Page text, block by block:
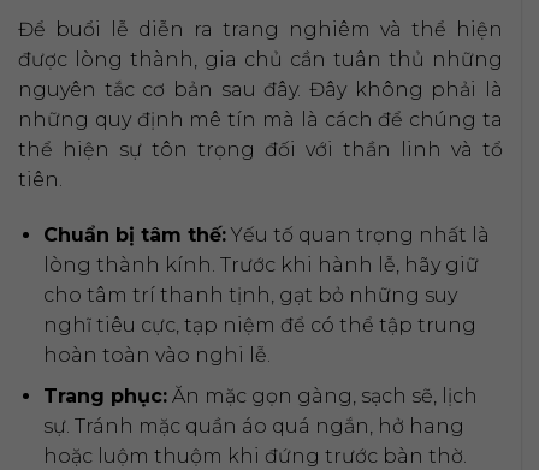
Để buổi lễ diễn ra trang nghiêm và thể hiện
được lòng thành, gia chủ cần tuân thủ những
nguyên tắc cơ bản sau đây. Đây không phải là
những quy định mê tín mà là cách để chúng ta
thể hiện sự tôn trọng đối với thần linh và tổ
tiên.
Chuẩn bị tâm thế:Yếu tố quan trọng nhất là
lòng thành kính. Trước khi hành lễ, hãy giữ
cho tâm trí thanh tịnh, gạt bỏ những suy
nghĩ tiêu cực, tạp niệm để có thể tập trung
hoàn toàn vào nghi lễ.
Trang phục:Ăn mặc gọn gàng, sạch sẽ, lịch
sự. Tránh mặc quần áo quá ngắn, hở hang
hoặc luộm thuộm khi đứng trước bàn thờ.